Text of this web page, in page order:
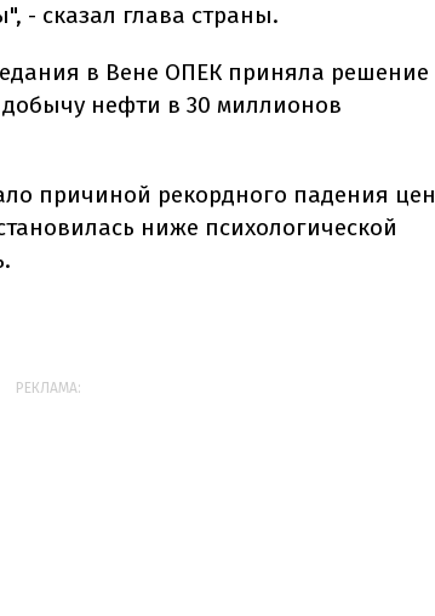
- сказал глава страны.
в Вене ОПЕК приняла решение
нефти в 30 миллионов
причиной рекордного падения цен
ниже психологической
РЕКЛАМА: